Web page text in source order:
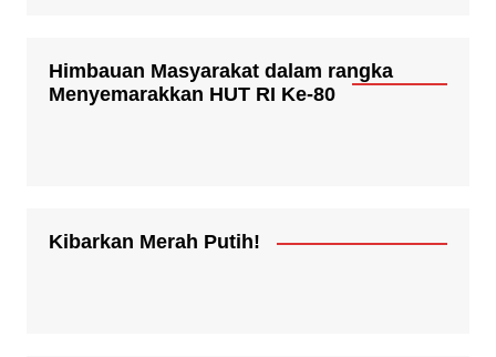
Himbauan Masyarakat dalam rangka
Menyemarakkan HUT RI Ke-80
Kibarkan Merah Putih!